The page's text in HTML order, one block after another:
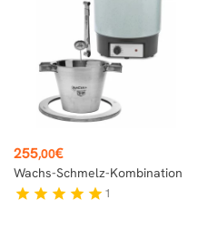
Preis
255,00€
Wachs-Schmelz-Kombination
star star star star star 1